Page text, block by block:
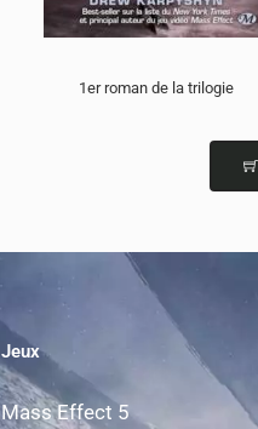
1er roman de la trilogie
Jeux
Mass Effect 5